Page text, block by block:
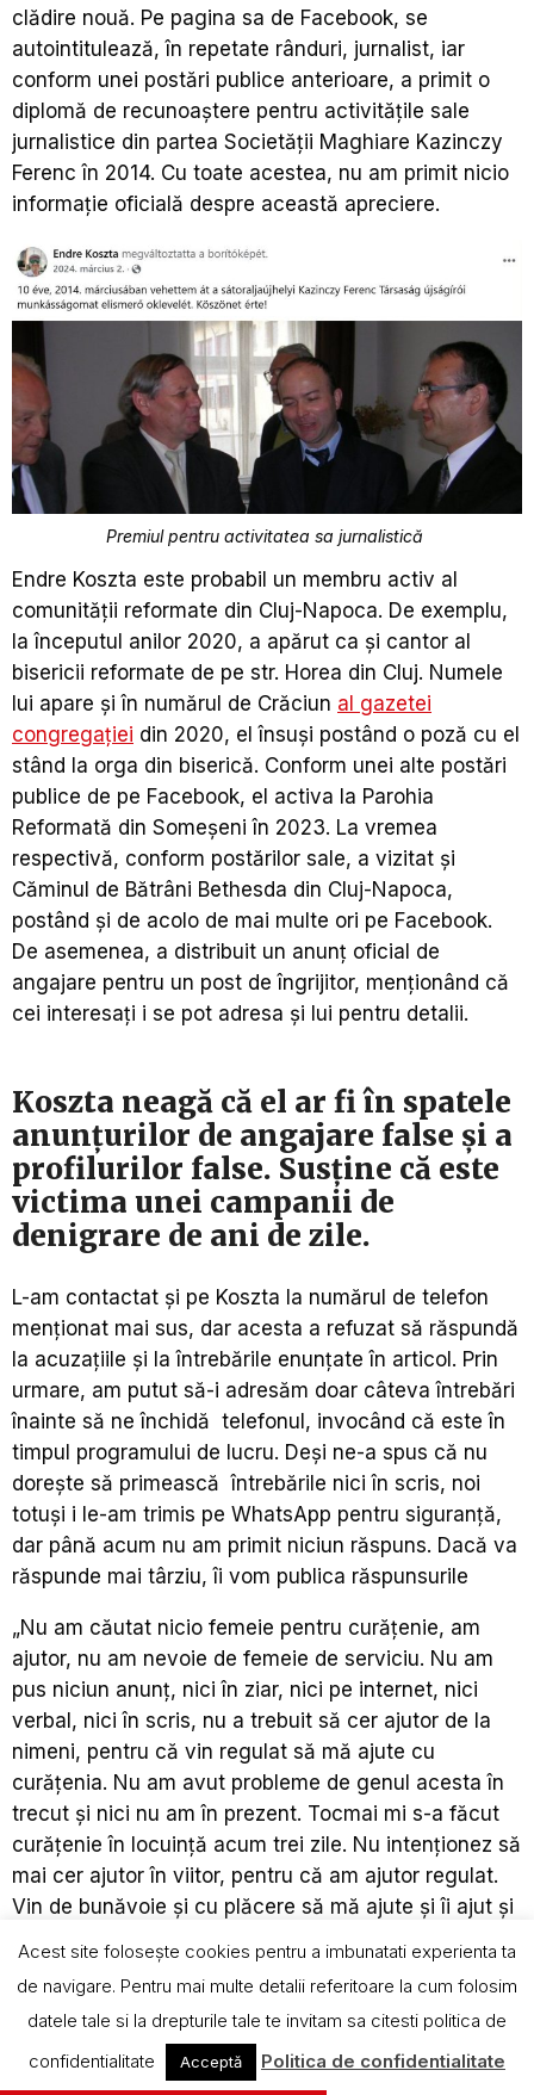
clădire nouă. Pe pagina sa de Facebook, se
autointitulează, în repetate rânduri, jurnalist, iar
conform unei postări publice anterioare, a primit o
diplomă de recunoaștere pentru activitățile sale
jurnalistice din partea Societății Maghiare Kazinczy
Ferenc în 2014. Cu toate acestea, nu am primit nicio
informație oficială despre această apreciere.
Premiul pentru activitatea sa jurnalistică
Endre Koszta este probabil un membru activ al
comunității reformate din Cluj-Napoca. De exemplu,
la începutul anilor 2020, a apărut ca și cantor al
bisericii reformate de pe str. Horea din Cluj. Numele
lui apare și în numărul de Crăciun al gazetei
congregației din 2020, el însuși postând o poză cu el
stând la orga din biserică. Conform unei alte postări
publice de pe Facebook, el activa la Parohia
Reformată din Someșeni în 2023. La vremea
respectivă, conform postărilor sale, a vizitat și
Căminul de Bătrâni Bethesda din Cluj-Napoca,
postând și de acolo de mai multe ori pe Facebook.
De asemenea, a distribuit un anunț oficial de
angajare pentru un post de îngrijitor, menționând că
cei interesați i se pot adresa și lui pentru detalii.
Koszta neagă că el ar fi în spatele
anunțurilor de angajare false și a
profilurilor false. Susține că este
victima unei campanii de
denigrare de ani de zile.
L-am contactat și pe Koszta la numărul de telefon
menționat mai sus, dar acesta a refuzat să răspundă
la acuzațiile și la întrebările enunțate în articol. Prin
urmare, am putut să-i adresăm doar câteva întrebări
înainte să ne închidă telefonul, invocând că este în
timpul programului de lucru. Deși ne-a spus că nu
dorește să primească întrebările nici în scris, noi
totuși i le-am trimis pe WhatsApp pentru siguranță,
dar până acum nu am primit niciun răspuns. Dacă va
răspunde mai târziu, îi vom publica răspunsurile
„Nu am căutat nicio femeie pentru curățenie, am
ajutor, nu am nevoie de femeie de serviciu. Nu am
pus niciun anunț, nici în ziar, nici pe internet, nici
verbal, nici în scris, nu a trebuit să cer ajutor de la
nimeni, pentru că vin regulat să mă ajute cu
curățenia. Nu am avut probleme de genul acesta în
trecut și nici nu am în prezent. Tocmai mi s-a făcut
curățenie în locuință acum trei zile. Nu intenționez să
mai cer ajutor în viitor, pentru că am ajutor regulat.
Vin de bunăvoie și cu plăcere să mă ajute și îi ajut și
cu ce pot, iar ei mă ajută pentru că știu că mâna
unui bărbat nu este ca mâna unei femei, așa că vin
să mă ajute când am nevoie de curățenie. Atât.”–
ne-a spus el chiar de la început, când l-am
Acest site foloseşte cookies pentru a imbunatati experienta ta
de navigare. Pentru mai multe detalii referitoare la cum folosim
datele tale si la drepturile tale te invitam sa citesti politica de
confidentialitate
Acceptă Politica de confidentialitate